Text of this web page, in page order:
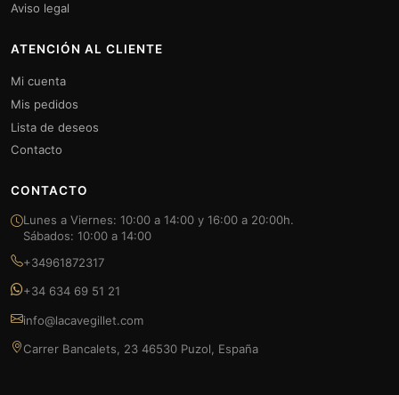
Aviso legal
ATENCIÓN AL CLIENTE
Mi cuenta
Mis pedidos
Lista de deseos
Contacto
CONTACTO
Lunes a Viernes: 10:00 a 14:00 y 16:00 a 20:00h.
Sábados: 10:00 a 14:00
+34961872317
+34 634 69 51 21
info@lacavegillet.com
Carrer Bancalets, 23 46530 Puzol, España